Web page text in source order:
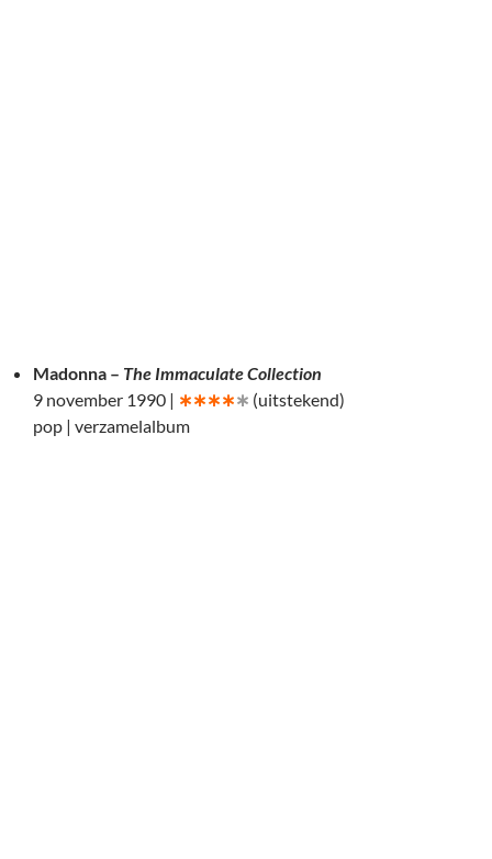
Madonna – The Immaculate Collection
9 november 1990 | ∗∗∗∗∗ (uitstekend)
pop | verzamelalbum